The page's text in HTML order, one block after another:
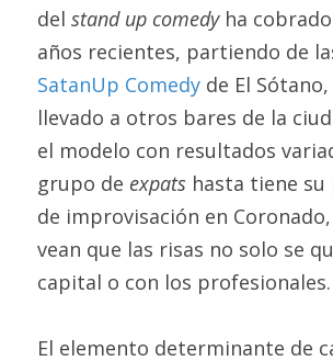
del stand up comedy ha
SatanUp Comedy de El
llevado a otros bares de la
el modelo con resultados
grupo de expats hasta tiene
de improvisación en
vean que las risas no solo se
capital o con los profesionales.
El elemento determinante de